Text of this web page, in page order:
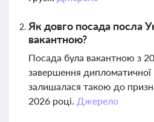
Як довго посада посла
вакантною?
Посада була вакантною з
завершення дипломатичної
залишалася такою до
2026 році. Джерело